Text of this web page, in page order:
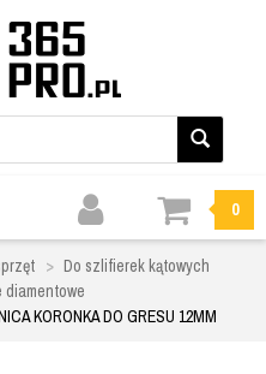
0
Do szlifierek kątowych
diamentowe
KORONKA DO GRESU 12MM